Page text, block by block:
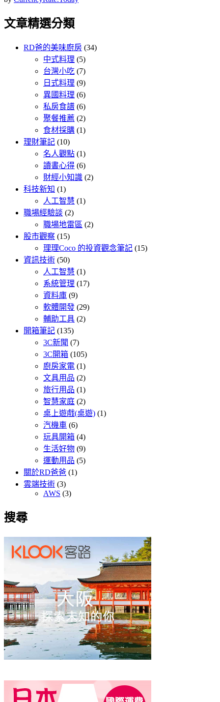
文章精選分類
RD爸的美味廚房 (34)
中式料理 (5)
台灣小吃 (7)
日式料理 (9)
異國料理 (6)
私房食譜 (6)
聚餐推薦 (2)
食材採購 (1)
理財筆記 (10)
名人觀點 (1)
讀書心得 (6)
財經小知識 (2)
科技新知 (1)
人工智慧 (1)
職場經驗談 (2)
職場地雷區 (2)
股市觀察 (15)
理理Coco 的投資觀念筆記 (15)
資訊技術 (50)
人工智慧 (1)
系統管理 (17)
資料庫 (9)
軟體開發 (29)
輔助工具 (2)
開箱筆記 (135)
3C新聞 (7)
3C開箱 (105)
廚房家電 (1)
文具用品 (2)
旅行用品 (1)
智慧家庭 (2)
桌上遊戲(桌遊) (1)
汽機車 (6)
玩具開箱 (4)
生活好物 (9)
運動用品 (5)
關於RD爸爸 (1)
雲端技術 (3)
AWS (3)
搜尋